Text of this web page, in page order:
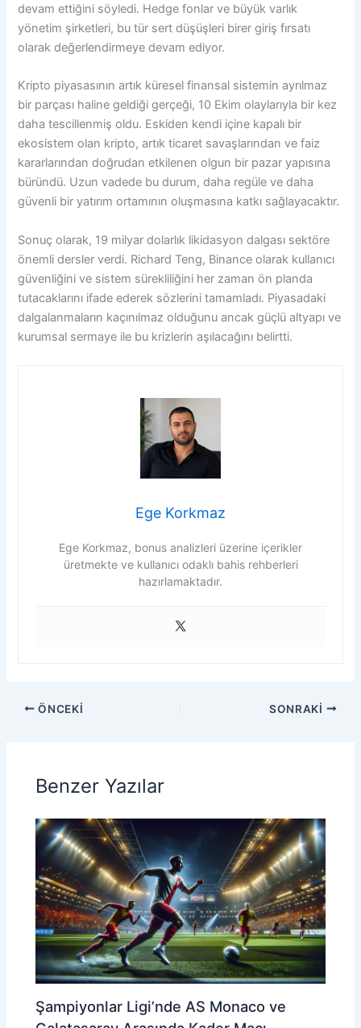
devam ettiğini söyledi. Hedge fonlar ve büyük varlık
yönetim şirketleri, bu tür sert düşüşleri birer giriş fırsatı
olarak değerlendirmeye devam ediyor.
Kripto piyasasının artık küresel finansal sistemin ayrılmaz
bir parçası haline geldiği gerçeği, 10 Ekim olaylarıyla bir kez
daha tescillenmiş oldu. Eskiden kendi içine kapalı bir
ekosistem olan kripto, artık ticaret savaşlarından ve faiz
kararlarından doğrudan etkilenen olgun bir pazar yapısına
büründü. Uzun vadede bu durum, daha regüle ve daha
güvenli bir yatırım ortamının oluşmasına katkı sağlayacaktır.
Sonuç olarak, 19 milyar dolarlık likidasyon dalgası sektöre
önemli dersler verdi. Richard Teng, Binance olarak kullanıcı
güvenliğini ve sistem sürekliliğini her zaman ön planda
tutacaklarını ifade ederek sözlerini tamamladı. Piyasadaki
dalgalanmaların kaçınılmaz olduğunu ancak güçlü altyapı ve
kurumsal sermaye ile bu krizlerin aşılacağını belirtti.
Ege Korkmaz
Ege Korkmaz, bonus analizleri üzerine içerikler
üretmekte ve kullanıcı odaklı bahis rehberleri
hazırlamaktadır.
ÖNCEKI SONRAKI
Benzer Yazılar
Şampiyonlar Ligi’nde AS Monaco ve